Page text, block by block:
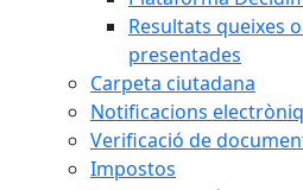
Resultats queixes
presentades
Carpeta ciutadana
Notificacions
Verificació de
Impostos